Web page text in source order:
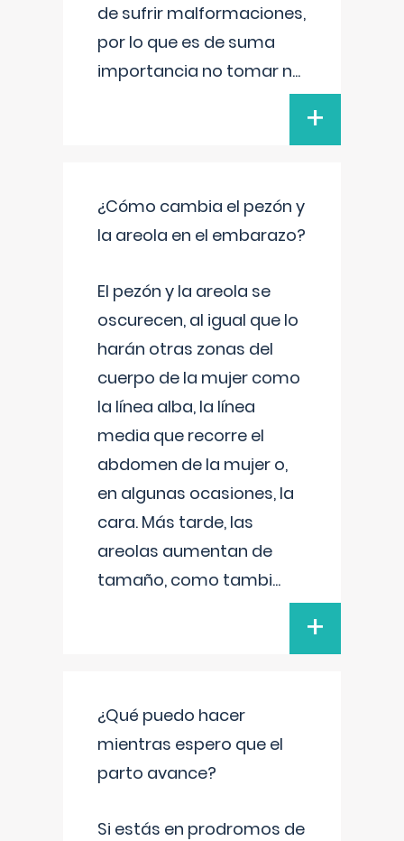
de sufrir malformaciones,
por lo que es de suma
importancia no tomar n...
+
¿Cómo cambia el pezón y
la areola en el embarazo?
El pezón y la areola se
oscurecen, al igual que lo
harán otras zonas del
cuerpo de la mujer como
la línea alba, la línea
media que recorre el
abdomen de la mujer o,
en algunas ocasiones, la
cara. Más tarde, las
areolas aumentan de
tamaño, como tambi...
+
¿Qué puedo hacer
mientras espero que el
parto avance?
Si estás en prodromos de